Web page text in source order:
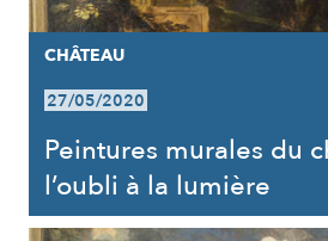
CHÂTEAU
27/05/2020
Peintures murales du
l’oubli à la lumière